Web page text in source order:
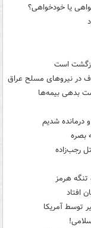
یا خودخواهی؟
است
در نیروهای مسلح عراق
بدهی بیمه‌ها
بصره
رجب‌زاده
تنگه هرمز
افتاد
توسط آمریکا